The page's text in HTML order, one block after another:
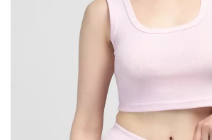
Бесшовные леггинсы из
микрофибры LEGGINGS
02 (черный) Giulia
789 грн.
талией
(черный)
384 грн.